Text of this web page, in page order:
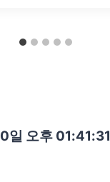
일 오후 01:41:32